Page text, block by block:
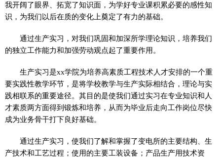
我开阔了眼界、拓宽了知识面，为学好专业课积累必要的感性知
识，为我们以后在质的变化上奠定了有力的基础。
通过生产实习，对我们巩固和加深所学理论知识，培养我们
的独立工作能力和加强劳动观点起了重要作用。
生产实习是xx学院为培养高素质工程技术人才安排的一个重
要实践性教学环节，是将学校教学与生产实际相结合，理论与实
践相联系的重要途径。其目的是使我们通过实习在专业知识和人
才素质两方面得到锻炼和培养，从而为毕业后走向工作岗位尽快
成为业务骨干打下良好基础。
通过生产实习，使我们了解和掌握了变电所的主要结构、生
产技术和工艺过程；使用的主要工装设备；产品生产用技术资